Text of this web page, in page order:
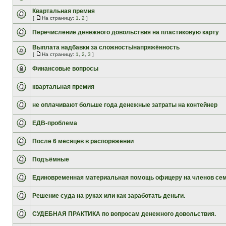
Квартальная премия
[ На страницу: 1 2 ]
Перечисление денежного довольствия на пластиковую карту
Выплата надбавки за сложность/напряжённость
[ На страницу: 1 2 3 ]
Финансовые вопросы
квартальная премия
не оплачивают больше года денежные затраты на контейнер
ЕДВ-проблема
После 6 месяцев в распоряжении
Подъёмные
Единовременная материальная помощь офицеру на членов
Решение суда на руках или как заработать деньги.
СУДЕБНАЯ ПРАКТИКА по вопросам денежного довольствия.